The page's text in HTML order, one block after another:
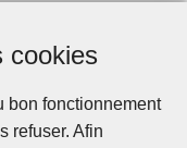
cookies
bon fonctionnement
refuser. Afin